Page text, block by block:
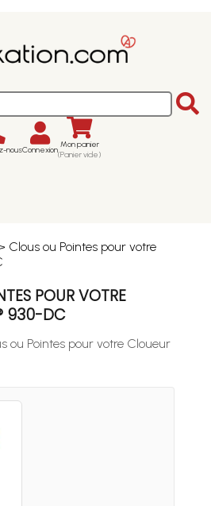
nousConnexion Mon panier
(Panier vide)
Clous ou Pointes pour votre
POUR VOTRE
930-DC
ou Pointes pour votre Cloueur